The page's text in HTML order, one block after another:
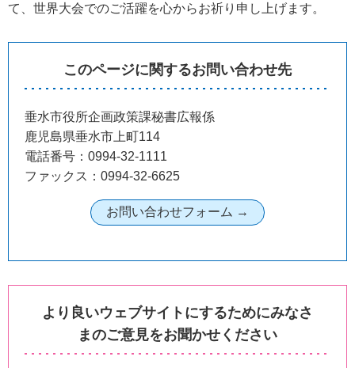
て、世界大会でのご活躍を心からお祈り申し上げます。
このページに関するお問い合わせ先
垂水市役所企画政策課秘書広報係
鹿児島県垂水市上町114
電話番号：0994-32-1111
ファックス：0994-32-6625
より良いウェブサイトにするためにみなさ
まのご意見をお聞かせください